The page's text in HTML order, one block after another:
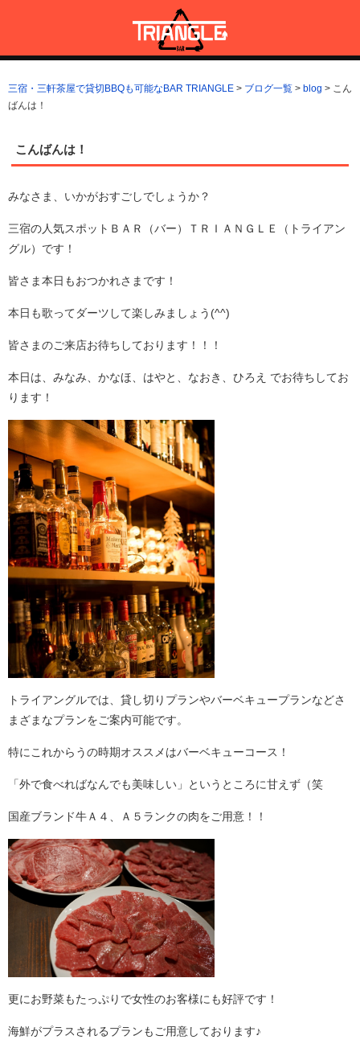
ン
へ
ス
三宿・三軒茶屋で貸切BBQも可能なBAR TRIANGLE
三宿・三軒茶屋A5ランクの貸切BBQも可能なBAR TRIANGLE(バー・
トライアングル)
三宿・三軒茶屋で貸切BBQも可能なBAR TRIANGLE > ブログ一覧 > blog > こん
ばんは！
こんばんは！
みなさま、いかがおすごしでしょうか？
三宿の人気スポットＢＡＲ（バー）ＴＲＩＡＮＧＬＥ（トライアン
グル）です！
皆さま本日もおつかれさまです！
本日も歌ってダーツして楽しみましょう(^^)
皆さまのご来店お待ちしております！！！
本日は、みなみ、かなほ、はやと、なおき、ひろえ でお待ちしてお
ります！
トライアングルでは、貸し切りプランやバーベキュープランなどさ
まざまなプランをご案内可能です。
特にこれからうの時期オススメはバーベキューコース！
「外で食べればなんでも美味しい」というところに甘えず（笑
国産ブランド牛Ａ４、Ａ５ランクの肉をご用意！！
更にお野菜もたっぷりで女性のお客様にも好評です！
海鮮がプラスされるプランもご用意しております♪